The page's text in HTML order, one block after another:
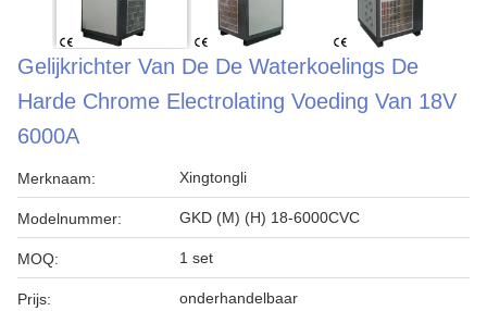
Gelijkrichter Van De De Waterkoelings De
Harde Chrome Electrolating Voeding Van 18V
6000A
Merknaam: Xingtongli
Modelnummer: GKD (M) (H) 18-6000CVC
MOQ: 1 set
Prijs: onderhandelbaar